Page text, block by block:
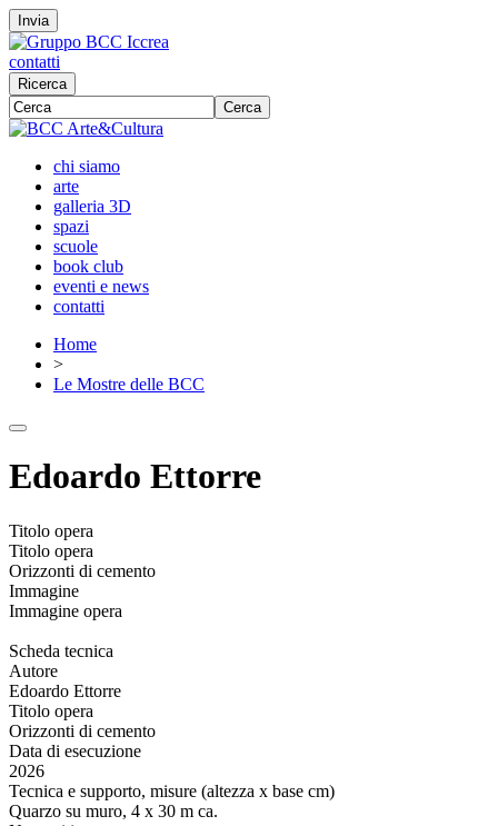
Invia
contatti
Ricerca
Cerca
chi siamo
arte
galleria 3D
spazi
scuole
book club
eventi e news
contatti
Home
>
Le Mostre delle BCC
Edoardo Ettorre
Titolo opera
Titolo opera
Orizzonti di cemento
Immagine
Immagine opera
Scheda tecnica
Autore
Edoardo Ettorre
Titolo opera
Orizzonti di cemento
Data di esecuzione
2026
Tecnica e supporto, misure (altezza x base cm)
Quarzo su muro, 4 x 30 m ca.